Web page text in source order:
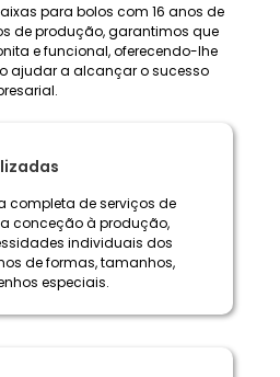
para bolos com 16 anos de
de produção, garantimos que
e funcional, oferecendo-lhe
ajudar a alcançar o sucesso
completa de serviços de
conceção à produção,
individuais dos
de formas, tamanhos,
especiais.